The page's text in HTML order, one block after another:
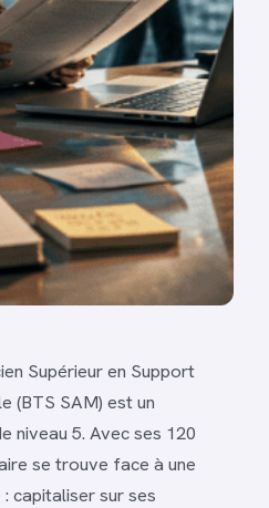
Supérieur en Support
(BTS SAM) est un
niveau 5. Avec ses 120
se trouve face à une
capitaliser sur ses